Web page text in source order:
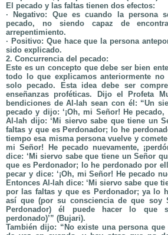
El pecado y las faltas tienen dos efectos:
· Negativo: Que es cuando la persona
pecado, no siendo capaz de
arrepentimiento.
· Positivo: Que hace que la persona
sido explicado.
2. Concurrencia del pecado:
Este es un concepto que debe ser bien
todo lo que explicamos anteriormente
solo pecado. Esta idea debe ser
enseñanzas proféticas. Dijo el Profeta
bendiciones de Al-lah sean con él: “Un
pecado y dijo: ‘¡Oh, mi Señor! He pecado,
Al-lah dijo: ‘Mi siervo sabe que tiene un
faltas y que es Perdonador; lo he
tiempo esa misma persona vuelve y
mi Señor! He pecado nuevamente,
dice: ‘Mi siervo sabe que tiene un Señor
que es Perdonador; lo he perdonado por
pecar y dice: ‘¡Oh, mi Señor! He pecado
Entonces Al-lah dice: ‘Mi siervo sabe que
por las faltas y que es Perdonador; ya lo
así que (por su consciencia de que soy
Perdonador) él puede hacer lo que
perdonado)’” (Bujari).
También dijo: “No existe una persona